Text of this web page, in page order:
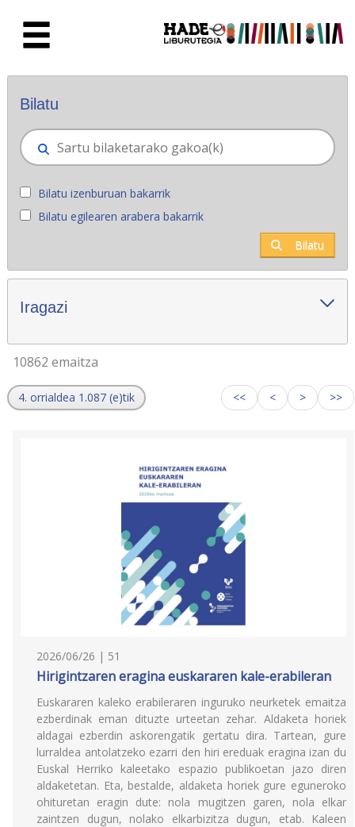
Eskuratu berriak - Liburutegia
Bilatu
Bilatu izenburuan bakarrik
Bilatu egilearen arabera bakarrik
Bilatu
Iragazi
10862 emaitza
4. orrialdea 1.087 (e)tik << < > >>
2026/06/26 | 51
Hirigintzaren eragina euskararen kale-erabileran
Euskararen kaleko erabileraren inguruko neurketek emaitza
ezberdinak eman dituzte urteetan zehar. Aldaketa horiek
aldagai ezberdin askorengatik gertatu dira. Tartean, gure
lurraldea antolatzeko ezarri den hiri ereduak eragina izan du
Euskal Herriko kaleetako espazio publikoetan jazo diren
aldaketetan. Eta, bestalde, aldaketa horiek gure eguneroko
ohituretan eragin dute: nola mugitzen garen, nola elkar
zaintzen dugun, nolako elkarbizitza dugun, etab. Kaleen